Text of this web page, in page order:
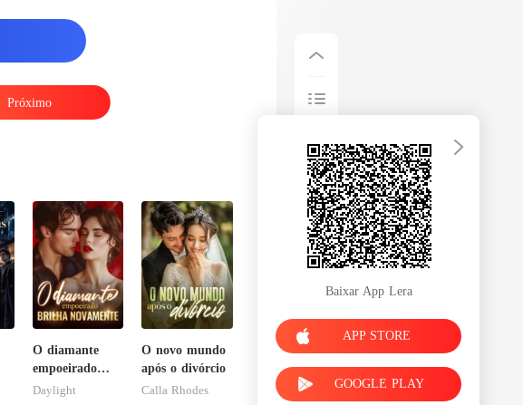
Próximo
O diamante
empoeirado
brilha
Daylight
O novo mundo
após o divórcio
Calla Rhodes
Baixar App Lera
APP STORE
GOOGLE PLAY